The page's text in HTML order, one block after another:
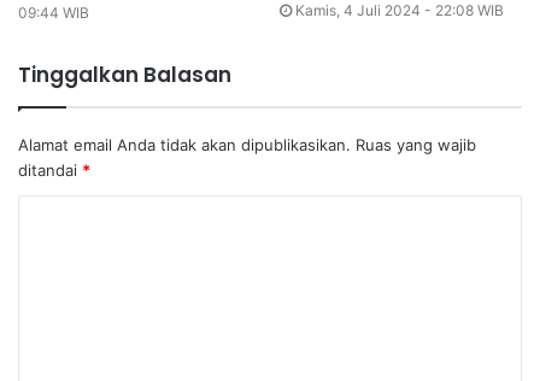
09:44 WIB Kamis, 4 Juli 2024 - 22:08 WIB
Tinggalkan Balasan
Alamat email Anda tidak akan dipublikasikan. Ruas yang wajib
ditandai *